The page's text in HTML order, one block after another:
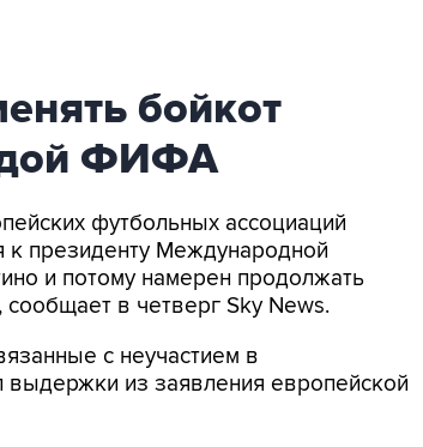
бойкот
ФИФА
футбольных ассоциаций
президенту Международной
и потому намерен продолжать
в четверг Sky News.
с неучастием в
из заявления европейской